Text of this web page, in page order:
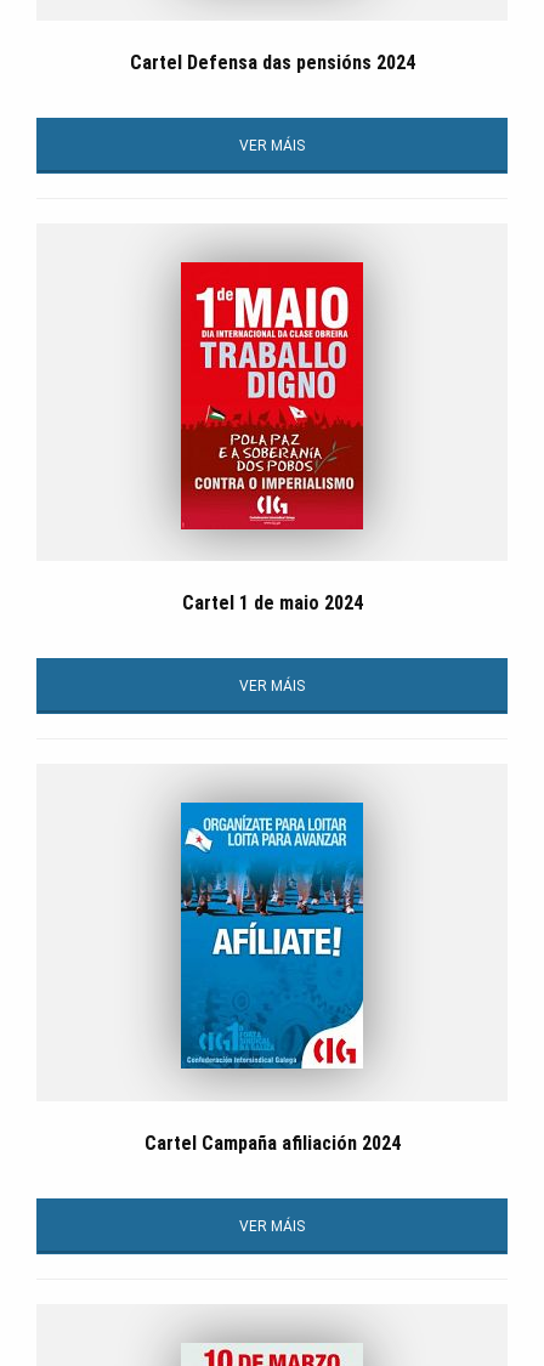
Cartel Defensa das pensións 2024
VER MÁIS
Cartel 1 de maio 2024
VER MÁIS
Cartel Campaña afiliación 2024
VER MÁIS